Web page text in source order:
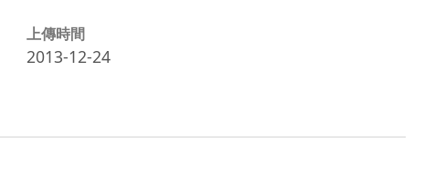
上傳時間
2013-12-24